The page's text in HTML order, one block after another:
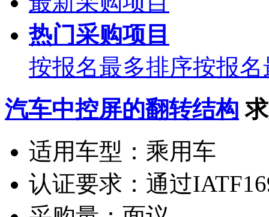
热门采购项目
按报名最多排序按报
汽车中控屏的翻转结构
适用车型： 乘用车
认证要求： 通过